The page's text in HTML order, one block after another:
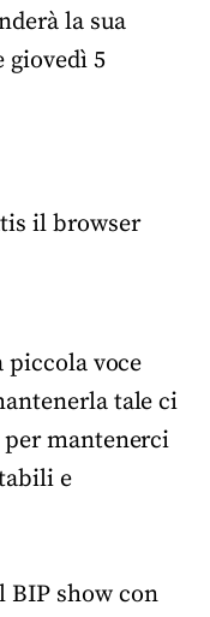
la sua
giovedì 5
il browser
piccola voce
tale ci
mantenerci
e
BIP show con